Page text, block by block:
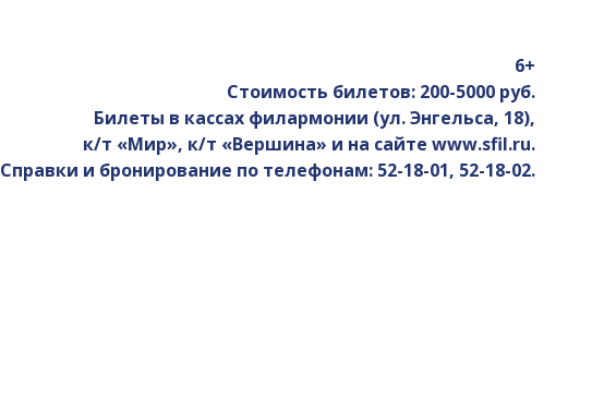
6+
Стоимость билетов: 200-5000 руб.
Билеты в кассах филармонии (ул. Энгельса, 18),
к/т «Мир», к/т «Вершина» и на сайте www.sfil.ru.
Справки и бронирование по телефонам: 52-18-01, 52-18-02.